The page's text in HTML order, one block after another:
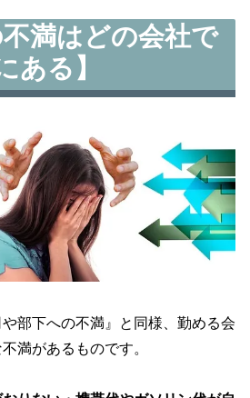
不満はどの会社で
ある】
部下への不満』と同様、勤める会
満があるものです。